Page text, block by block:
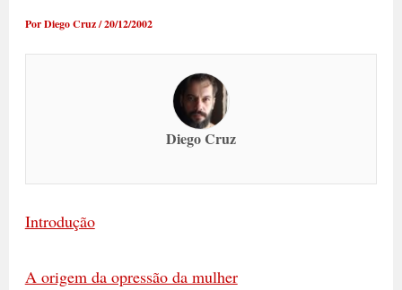
PorDiego Cruz/20/12/2002
Diego Cruz
Introdução
A origem da opressão da mulher